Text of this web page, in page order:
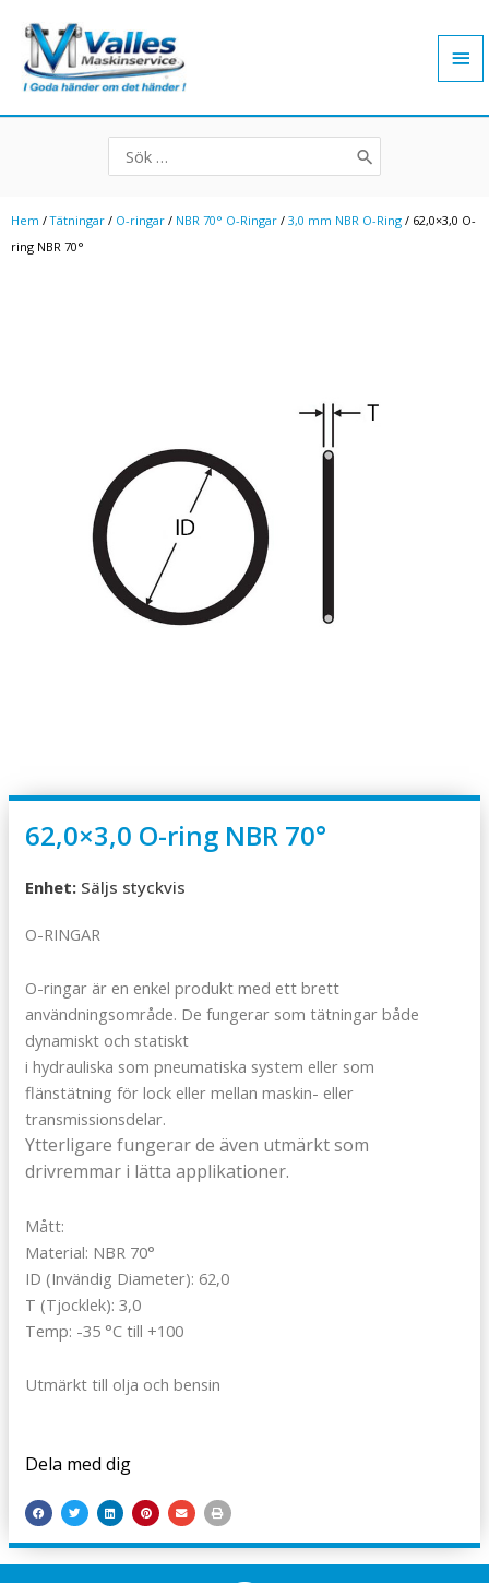
innehåll
Search
for:
Hem /Tätningar / O-ringar / NBR 70° O-Ringar / 3,0 mm NBR O-Ring / 62,0×3,0 O-
ring NBR 70°
62,0×3,0 O-ring NBR 70°
Enhet: Säljs styckvis
O-RINGAR
O-ringar är en enkel produkt med ett brett
användningsområde. De fungerar som tätningar både
dynamiskt och statiskt
i hydrauliska som pneumatiska system eller som
flänstätning för lock eller mellan maskin- eller
transmissionsdelar.
Ytterligare fungerar de även utmärkt som
drivremmar i lätta applikationer.
Mått:
Material: NBR 70°
ID (Invändig Diameter): 62,0
T (Tjocklek): 3,0
Temp: -35 °C till +100
Utmärkt till olja och bensin
Dela med dig